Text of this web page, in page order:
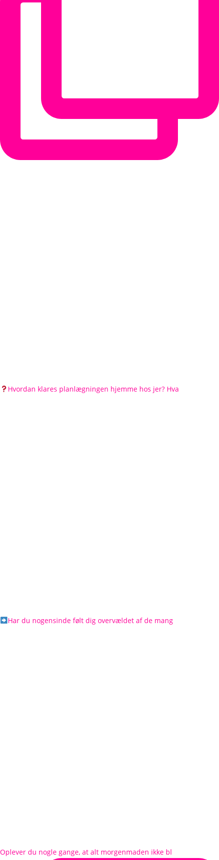
Hvordan klares planlægningen hjemme hos jer? Hva
Har du nogensinde følt dig overvældet af de mang
Oplever du nogle gange, at alt morgenmaden ikke bl